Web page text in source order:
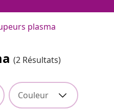
plasma
(2 Résultats)
Couleur